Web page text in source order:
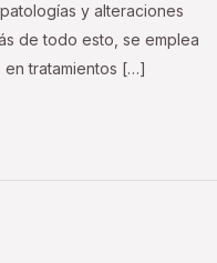
y alteraciones
de todo esto, se emplea
tratamientos […]